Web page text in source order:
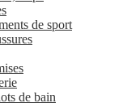
de sport
de bain